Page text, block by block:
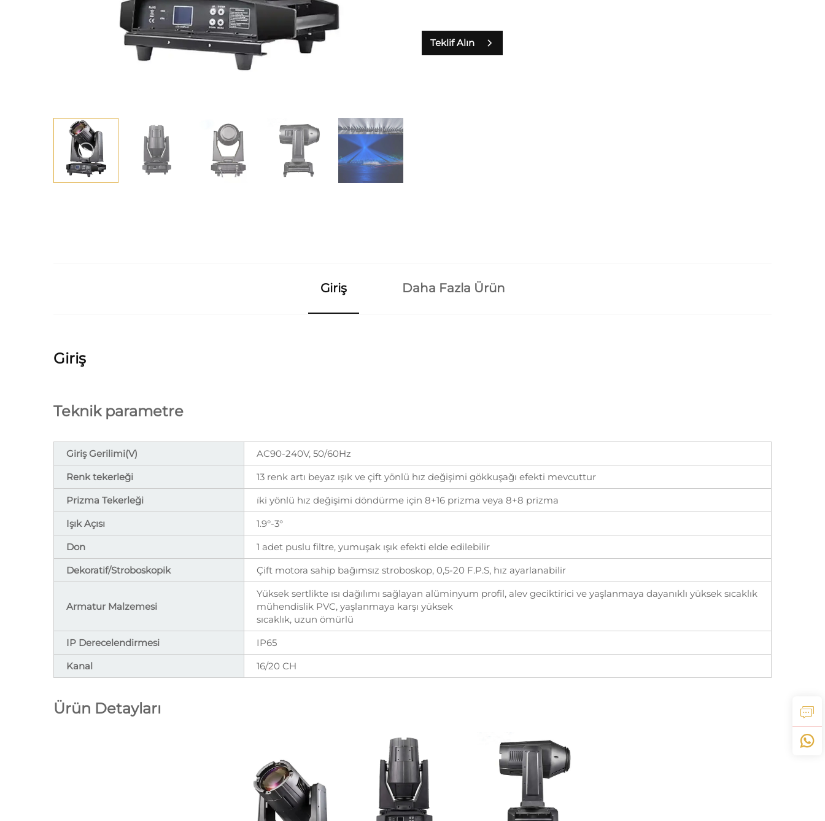
Teklif Alın
Giriş Daha Fazla Ürün
Giriş
Teknik parametre
Giriş Gerilimi(V)
AC90-240V, 50/60Hz
Renk tekerleği
13 renk artı beyaz ışık ve çift yönlü hız değişimi gökkuşağı efekti mevcuttur
Prizma Tekerleği
i̇ki yönlü hız değişimi döndürme için 8+16 prizma veya 8+8 prizma
Işık Açısı
1.9°-3°
Don
1 adet puslu filtre, yumuşak ışık efekti elde edilebilir
Dekoratif/Stroboskopik
Çift motora sahip bağımsız stroboskop, 0,5-20 F.P.S, hız ayarlanabilir
Armatur Malzemesi
Yüksek sertlikte ısı dağılımı sağlayan alüminyum profil, alev geciktirici ve yaşlanmaya dayanıklı yüksek sıcaklık
mühendislik PVC, yaşlanmaya karşı yüksek
sıcaklık, uzun ömürlü
IP Derecelendirmesi
IP65
Kanal
16/20 CH
Ürün Detayları